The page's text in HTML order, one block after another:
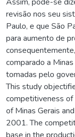
revisão nos seu
Paulo, e que São
para aumento de
comparado a
tomadas pelo
This study
competitiveness
of Minas Gerais
2001. The